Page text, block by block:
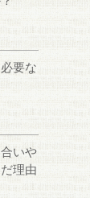
要な
いや
理由